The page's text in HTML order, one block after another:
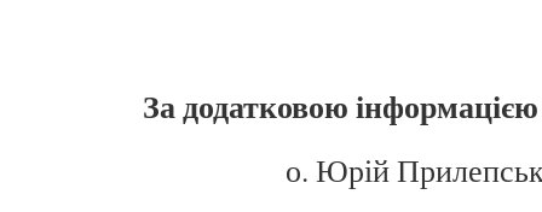
За додатковою
о. Юрій